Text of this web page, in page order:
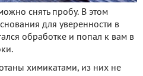
снять пробу. В этом
для уверенности в
обработке и попал к вам в
химикатами, из них не